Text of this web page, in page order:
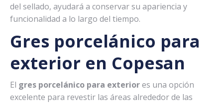
del sellado, ayudará a conservar su apariencia y
funcionalidad a lo largo del tiempo.
Gres porcelánico para
exterior en Copesan
El gres porcelánico para exteriores una opción
excelente para revestir las áreas alrededor de las